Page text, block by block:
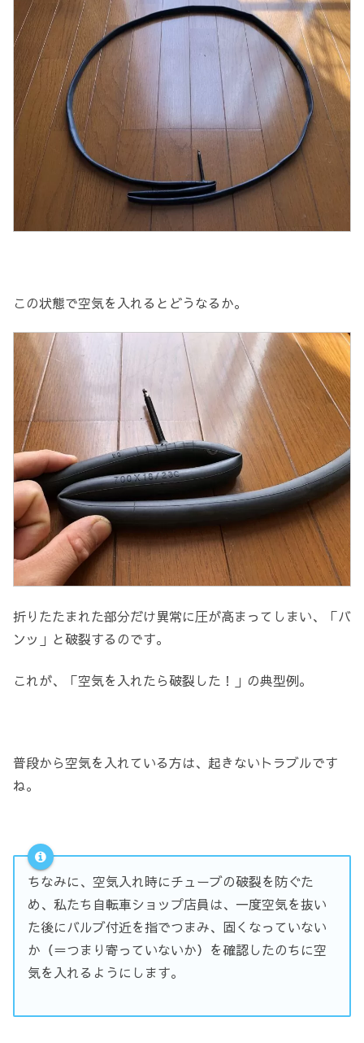
この状態で空気を入れるとどうなるか。
折りたたまれた部分だけ異常に圧が高まってしまい、「バ
ンッ」と破裂するのです。
これが、「空気を入れたら破裂した！」の典型例。
普段から空気を入れている方は、起きないトラブルです
ね。
ちなみに、空気入れ時にチューブの破裂を防ぐた
め、私たち自転車ショップ店員は、一度空気を抜い
た後にバルブ付近を指でつまみ、固くなっていない
か（＝つまり寄っていないか）を確認したのちに空
気を入れるようにします。